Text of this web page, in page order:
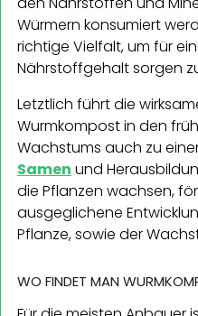
Würmern konsumiert
richtige Vielfalt, um für
Nährstoffgehalt sorgen
Letztlich führt die
Wurmkompost in den
Wachstums auch zu
Samen und
die Pflanzen wachsen,
ausgeglichene
Pflanze, sowie der
WO FINDET MAN